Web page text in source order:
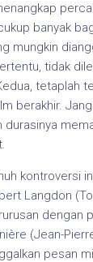
banyak
mungkin
tidak
tetaplah
berakhir.
durasinya
kontroversi
Langdon
dengan
(Jean-
pesan